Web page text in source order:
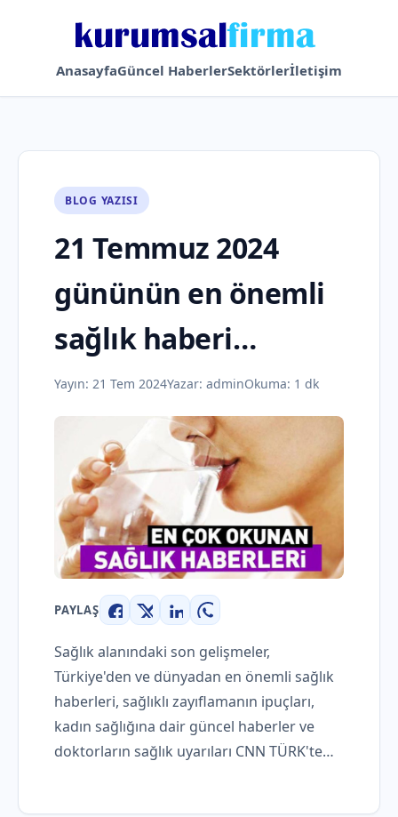
AnasayfaGüncel HaberlerSektörlerİletişim
BLOG YAZISI
21 Temmuz 2024
gününün en önemli
sağlık haberi…
Yayın: 21 Tem 2024Yazar: adminOkuma: 1 dk
PAYLAŞ
Facebook
X LinkedInWhatsApp
Sağlık alanındaki son gelişmeler,
Türkiye'den ve dünyadan en önemli sağlık
haberleri, sağlıklı zayıflamanın ipuçları,
kadın sağlığına dair güncel haberler ve
doktorların sağlık uyarıları CNN TÜRK'te…